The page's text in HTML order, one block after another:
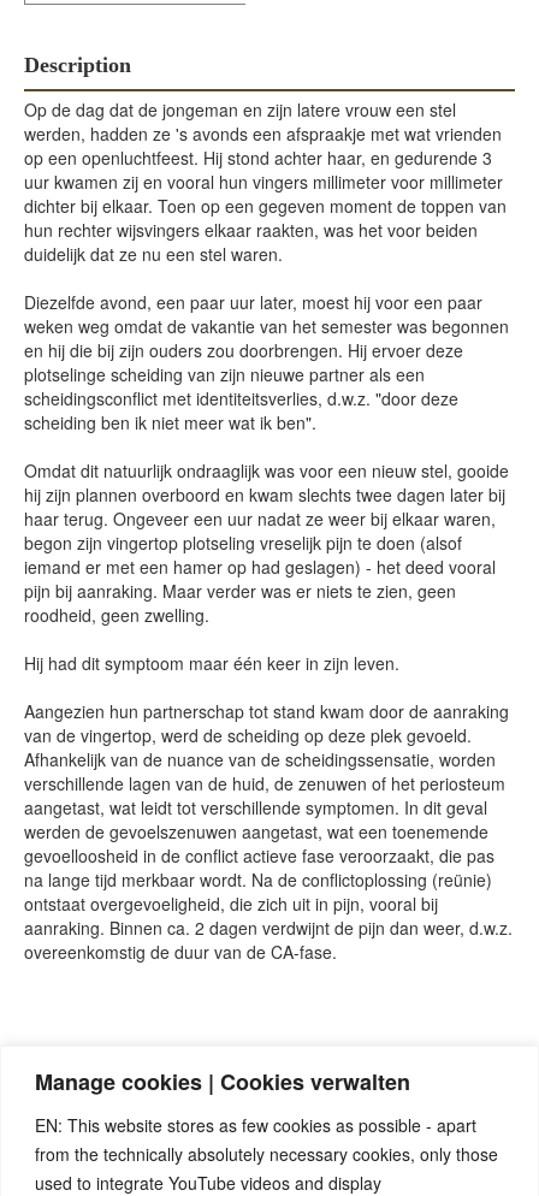
Manage cookies | Cookies verwalten
EN: This website stores as few cookies as possible - apart
from the technically absolutely necessary cookies, only those
used to integrate YouTube videos and display
Description
Op de dag dat de jongeman en zijn latere vrouw een stel
werden, hadden ze 's avonds een afspraakje met wat vrienden
op een openluchtfeest. Hij stond achter haar, en gedurende 3
uur kwamen zij en vooral hun vingers millimeter voor millimeter
dichter bij elkaar. Toen op een gegeven moment de toppen van
hun rechter wijsvingers elkaar raakten, was het voor beiden
duidelijk dat ze nu een stel waren.
Diezelfde avond, een paar uur later, moest hij voor een paar
weken weg omdat de vakantie van het semester was begonnen
en hij die bij zijn ouders zou doorbrengen. Hij ervoer deze
plotselinge scheiding van zijn nieuwe partner als een
scheidingsconflict met identiteitsverlies, d.w.z. "door deze
scheiding ben ik niet meer wat ik ben".
Omdat dit natuurlijk ondraaglijk was voor een nieuw stel, gooide
hij zijn plannen overboord en kwam slechts twee dagen later bij
haar terug. Ongeveer een uur nadat ze weer bij elkaar waren,
begon zijn vingertop plotseling vreselijk pijn te doen (alsof
iemand er met een hamer op had geslagen) - het deed vooral
pijn bij aanraking. Maar verder was er niets te zien, geen
roodheid, geen zwelling.
Hij had dit symptoom maar één keer in zijn leven.
Aangezien hun partnerschap tot stand kwam door de aanraking
van de vingertop, werd de scheiding op deze plek gevoeld.
Afhankelijk van de nuance van de scheidingssensatie, worden
verschillende lagen van de huid, de zenuwen of het periosteum
aangetast, wat leidt tot verschillende symptomen. In dit geval
werden de gevoelszenuwen aangetast, wat een toenemende
gevoelloosheid in de conflict actieve fase veroorzaakt, die pas
na lange tijd merkbaar wordt. Na de conflictoplossing (reünie)
ontstaat overgevoeligheid, die zich uit in pijn, vooral bij
aanraking. Binnen ca. 2 dagen verdwijnt de pijn dan weer, d.w.z.
overeenkomstig de duur van de CA-fase.
Veel dank aan Linda Cloete voor de Nederlandse vertaling